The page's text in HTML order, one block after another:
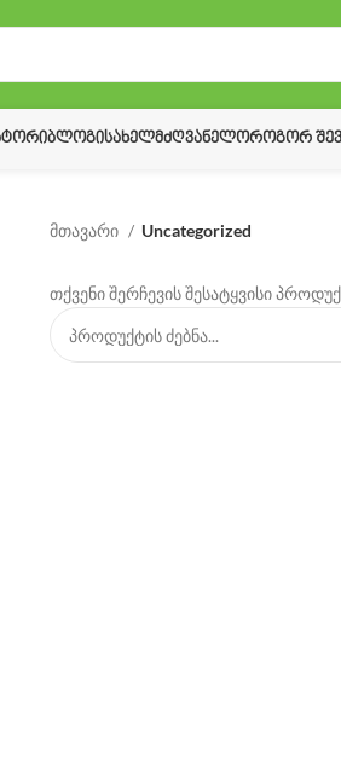
ᲑᲚᲝᲒᲘᲡᲐᲮᲔᲚᲛᲫᲦᲕᲐᲜᲔᲚᲝᲠᲝᲒᲝᲠ
მთავარი Uncategorized
თქვენი შერჩევის შესატყვისი